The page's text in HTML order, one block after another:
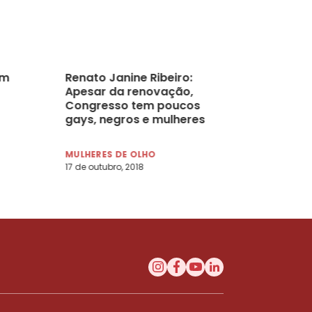
Renato Janine Ribeiro:
Apesar da renovação,
Congresso tem poucos
gays, negros e mulheres
MULHERES DE OLHO
17 de outubro, 2018